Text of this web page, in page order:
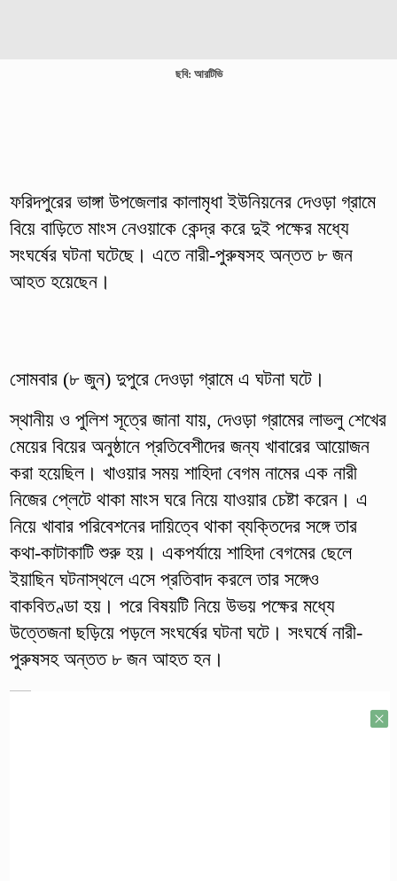
ছবি: আরটিভি
ফরিদপুরের ভাঙ্গা উপজেলার কালামৃধা ইউনিয়নের দেওড়া গ্রামে
বিয়ে বাড়িতে মাংস নেওয়াকে কেন্দ্র করে দুই পক্ষের মধ্যে
সংঘর্ষের ঘটনা ঘটেছে। এতে নারী-পুরুষসহ অন্তত ৮ জন
আহত হয়েছেন।
সোমবার (৮ জুন) দুপুরে দেওড়া গ্রামে এ ঘটনা ঘটে।
স্থানীয় ও পুলিশ সূত্রে জানা যায়, দেওড়া গ্রামের লাভলু শেখের
মেয়ের বিয়ের অনুষ্ঠানে প্রতিবেশীদের জন্য খাবারের আয়োজন
করা হয়েছিল। খাওয়ার সময় শাহিদা বেগম নামের এক নারী
নিজের প্লেটে থাকা মাংস ঘরে নিয়ে যাওয়ার চেষ্টা করেন। এ
নিয়ে খাবার পরিবেশনের দায়িত্বে থাকা ব্যক্তিদের সঙ্গে তার
কথা-কাটাকাটি শুরু হয়। একপর্যায়ে শাহিদা বেগমের ছেলে
ইয়াছিন ঘটনাস্থলে এসে প্রতিবাদ করলে তার সঙ্গেও
বাকবিতণ্ডা হয়। পরে বিষয়টি নিয়ে উভয় পক্ষের মধ্যে
উত্তেজনা ছড়িয়ে পড়লে সংঘর্ষের ঘটনা ঘটে। সংঘর্ষে নারী-
পুরুষসহ অন্তত ৮ জন আহত হন।